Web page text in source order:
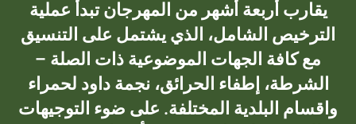
يقارب أربعة أشهر من المهرجان تبدأ عملية
الترخيص الشامل، الذي يشتمل على التنسيق
مع كافة الجهات الموضوعية ذات الصلة –
الشرطة، إطفاء الحرائق، نجمة داود لحمراء
واقسام البلدية المختلفة. على ضوء التوجيهات